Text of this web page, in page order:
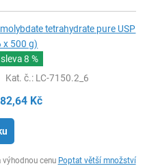
tetrahydrate pure USP
x 500 g)
sleva8 %
Kat. č.: LC-7150.2_6
Kč
cenu Poptat větší množství